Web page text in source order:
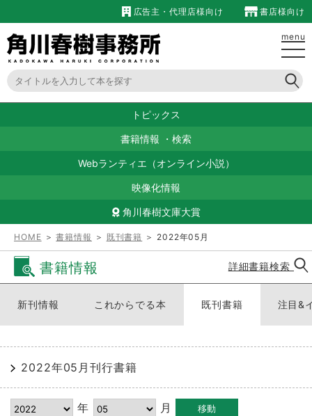
広告主・代理店様向け 書店様向け
menu
トピックス
書籍情報 ・ 検索
Webランティエ（オンライン小説）
映像化情報
角川春樹文庫大賞
HOME ＞書籍情報 ＞ 既刊書籍 ＞ 2022年05月
書籍情報 詳細書籍検索
新刊情報 これからでる本 既刊書籍 注目&
2022年05月刊行書籍
年 月